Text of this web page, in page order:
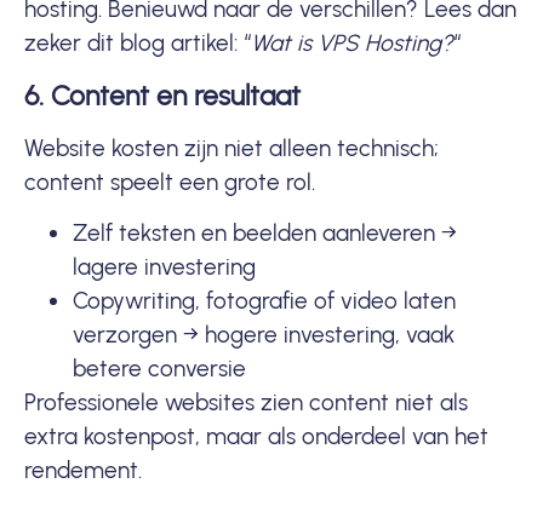
hosting. Benieuwd naar de verschillen? Lees dan
zeker dit blog artikel: “Wat is VPS Hosting?“
6. Content en resultaat
Website kosten zijn niet alleen technisch;
content speelt een grote rol.
Zelf teksten en beelden aanleveren →
lagere investering
Copywriting, fotografie of video laten
verzorgen → hogere investering, vaak
betere conversie
Professionele websites zien content niet als
extra kostenpost, maar als onderdeel van het
rendement.